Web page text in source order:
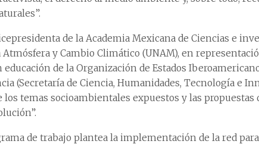
de la Academia Mexicana de Ciencias e
y Cambio Climático (UNAM), en
educación de la Organización de Estados
(Secretaría de Ciencia, Humanidades, Tecnología e
temas socioambientales expuestos y las propuestas
de trabajo plantea la implementación de la red